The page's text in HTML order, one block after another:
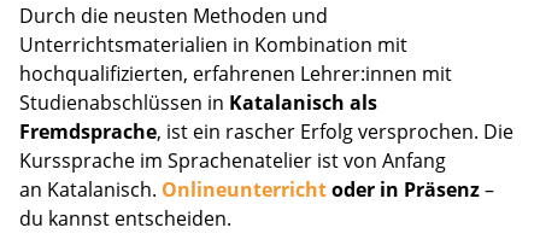
Durch die neusten Methoden und
Unterrichtsmaterialien in Kombination mit
hochqualifizierten, erfahrenen Lehrer:innen mit
Studienabschlüssen in Katalanisch als
Fremdsprache, ist ein rascher Erfolg versprochen. Die
Kurssprache im Sprachenatelier ist von Anfang
an Katalanisch. Onlineunterrichtoder in Präsenz–
du kannst entscheiden.